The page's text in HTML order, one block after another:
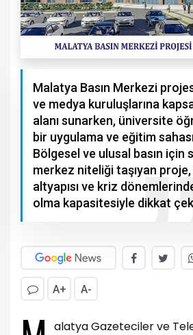
Malatya Basın Merkezi
ve medya kuruluşlarına
alanı sunarken, üniversite
bir uygulama ve eğitim
Bölgesel ve ulusal basın için
merkez niteliği taşıyan
altyapısı ve kriz
olma kapasitesiyle dikkat
A+ A-
alatya Gazeteciler ve